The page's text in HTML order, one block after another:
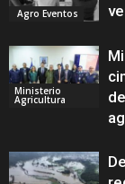
Agro Eventos
Ministerio
Agricultura